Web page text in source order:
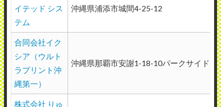
イテッド シス
テム
沖縄県浦添市城間4-25-12
合同会社イク
シア（ウルト
ラプリント沖
縄第一）
沖縄県那覇市安謝1-18-10パークサイドＭ
株式会社 りゅ